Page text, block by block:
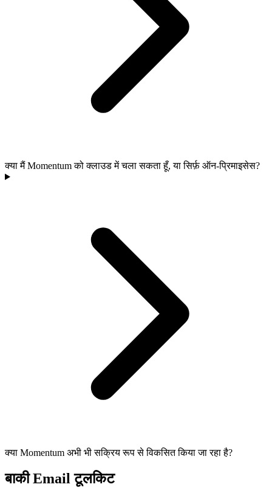
क्या मैं Momentum को क्लाउड में चला सकता हूँ, या सिर्फ़ ऑन-प्रिमाइसेस?
क्या Momentum अभी भी सक्रिय रूप से विकसित किया जा रहा है?
बाकी Email टूलकिट